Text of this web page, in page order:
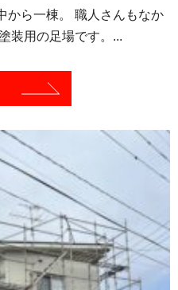
から一棟。 職人さんもなか
装用の足場です。...